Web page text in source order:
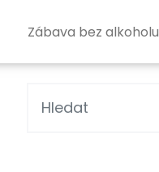
Zábava bez alkoholu